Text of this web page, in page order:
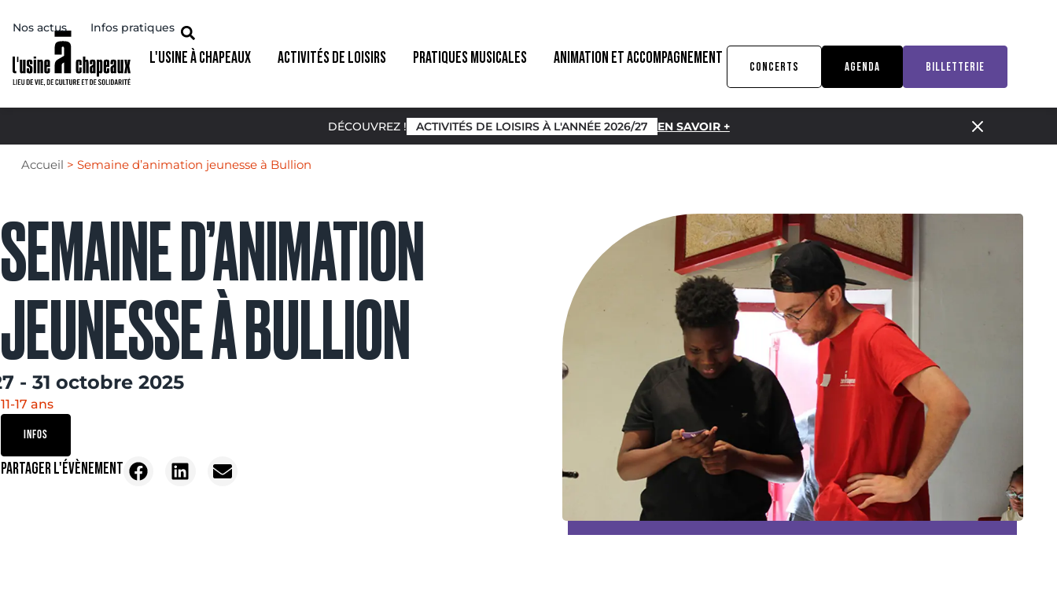
Nos actus Infos pratiques
L'USINE À CHAPEAUX ACTIVITÉS DE LOISIRS PRATIQUES MUSICALES ANIMATION ET ACCOMPAGNEMENT
CONCERTS AGENDA BILLETTERIE
DÉCOUVREZ ! ACTIVITÉS DE LOISIRS À L'ANNÉE 2026/27 EN SAVOIR +
Accueil > Semaine d’animation jeunesse à Bullion
SEMAINE D’ANIMATION
JEUNESSE À BULLION
- 31 octobre 2025
11-17 ans
INFOS
PARTAGER L'ÉVÈNEMENT